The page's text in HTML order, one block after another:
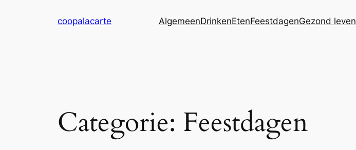
coopalacarte AlgemeenDrinkenEtenFeestdagenGezond leven
Categorie: Feestdagen